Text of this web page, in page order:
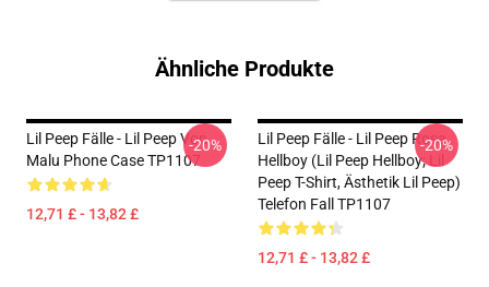
Ähnliche Produkte
Lil Peep Fälle - Lil Peep Von
Malu Phone Case TP1107
12,71 £ - 13,82 £
-20%
Lil Peep Fälle - Lil Peep Rosa
Hellboy (Lil Peep Hellboy; Lil
Peep T-Shirt, Ästhetik Lil Peep)
Telefon Fall TP1107
12,71 £ - 13,82 £
-20%